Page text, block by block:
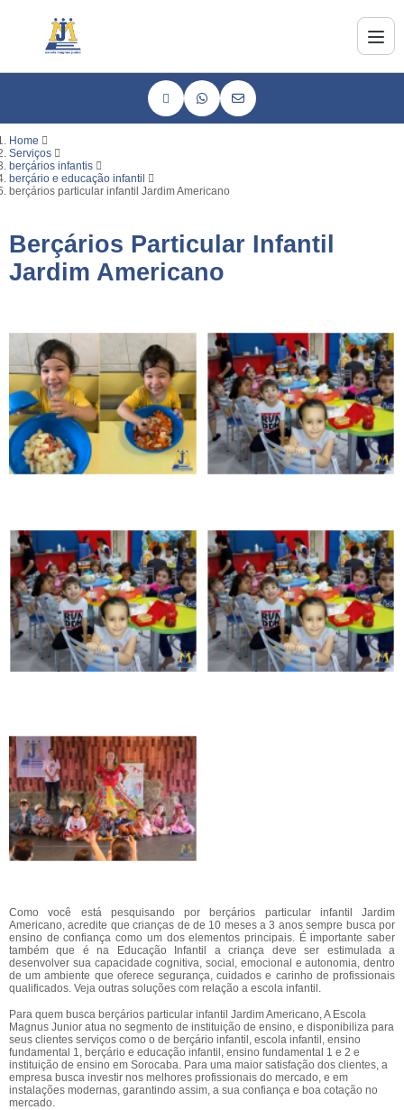
Home
Serviços
berçários infantis
berçário e educação infantil
berçários particular infantil Jardim Americano
Berçários Particular Infantil
Jardim Americano
Como você está pesquisando por berçários particular infantil Jardim
Americano, acredite que crianças de de 10 meses a 3 anos sempre busca por
ensino de confiança como um dos elementos principais. É importante saber
também que é na Educação Infantil a criança deve ser estimulada a
desenvolver sua capacidade cognitiva, social, emocional e autonomia, dentro
de um ambiente que oferece segurança, cuidados e carinho de profissionais
qualificados. Veja outras soluções com relação a escola infantil.
Para quem busca berçários particular infantil Jardim Americano, A Escola
Magnus Junior atua no segmento de instituição de ensino, e disponibiliza para
seus clientes serviços como o de berçário infantil, escola infantil, ensino
fundamental 1, berçário e educação infantil, ensino fundamental 1 e 2 e
instituição de ensino em Sorocaba. Para uma maior satisfação dos clientes, a
empresa busca investir nos melhores profissionais do mercado, e em
instalações modernas, garantindo assim, a sua confiança e boa cotação no
mercado.